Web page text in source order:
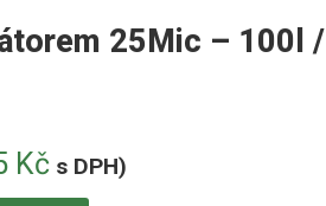
25Mic – 100l /
Kčs DPH)